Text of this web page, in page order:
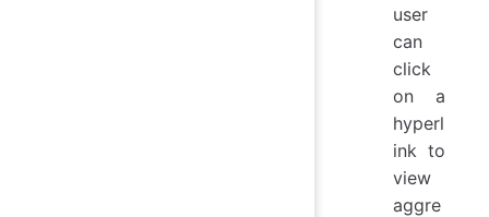
user
can
click
on a
hyperl
ink to
view
aggre